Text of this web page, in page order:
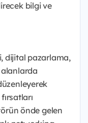
bilgi ve
dijital pazarlama,
önde gelen